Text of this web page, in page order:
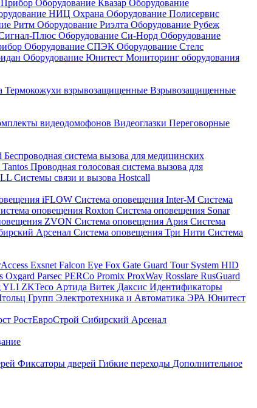
Оборудование Квазар Оборудование
НИЦ Охрана Оборудование Полисервис
Ритм Оборудование Риэлта Оборудование Рубеж
Плюс Оборудование Си-Норд Оборудование
Оборудование СПЭК Оборудование Стелс
Оборудование Юнитест Мониторинг оборудования
Термокожухи взрывозащищенные Взрывозащищенные
видеодомофонов Видеоглазки Переговорные
Беспроводная система вызова для медицинских
Проводная голосовая система вызова для
Системы связи и вызова Hostcall
iFLOW Система оповещения Inter-M Система
оповещения Roxton Система оповещения Sonar
ZVON Система оповещения Ария Система
Арсенал Система оповещения Три Нити Система
Exsnet Falcon Eye Fox Gate Guard Tour System HID
Oxgard Parsec PERCo Promix ProxWay Rosslare RusGuard
YLI ZKTeco Артида Витек Даксис Идентификаторы
Групп Электротехника и Автоматика ЭРА Юнитест
РостЕвроСтрой Сибирский Арсенал
Фиксаторы дверей Гибкие переходы Дополнительное